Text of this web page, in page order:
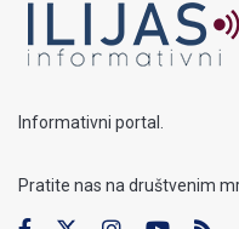
Informativni portal.
Pratite nas na društvenim